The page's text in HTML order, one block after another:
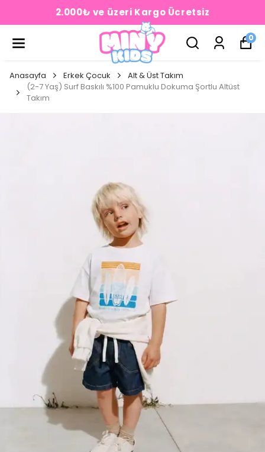
2.000₺ ve üzeri Kargo Ücretsiz
0
Anasayfa Erkek Çocuk
Alt & Üst Takım
(2-7 Yaş) Surf Baskılı %100 Pamuklu Dokuma Şortlu Altüst
Takım